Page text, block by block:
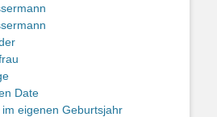
Date
eigenen Geburtsjahr